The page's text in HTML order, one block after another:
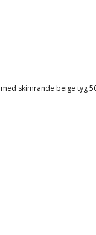
skimrande beige tyg